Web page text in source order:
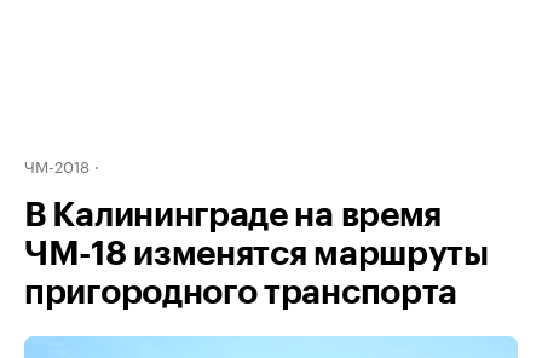
ЧМ-2018
В Калининграде на время
ЧМ-18 изменятся маршруты
пригородного транспорта